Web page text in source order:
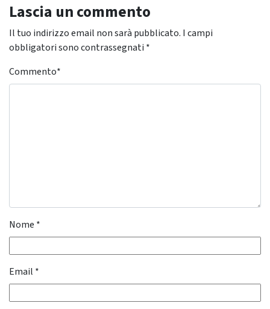
Lascia un commento
Il tuo indirizzo email non sarà pubblicato. I campi
obbligatori sono contrassegnati *
Commento*
Nome *
Email *